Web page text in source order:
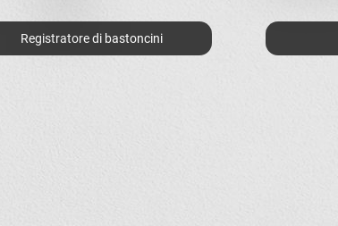
Registratore di bastoncini